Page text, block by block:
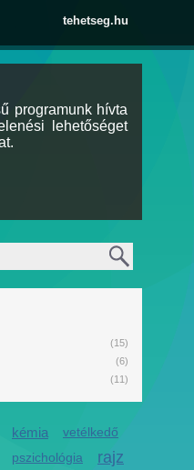
tehetseg.hu
programunk hívta
lehetőséget
(15)
(6)
(11)
kémia
pszichológia
vetélkedő
rajz